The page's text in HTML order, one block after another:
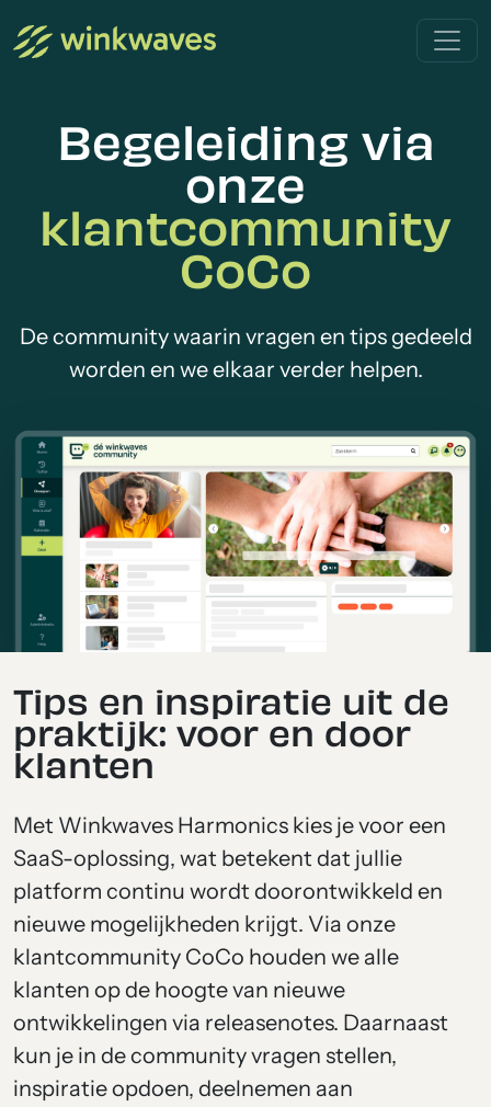
Begeleiding via
onze
klantcommunity
CoCo
De community waarin vragen en tips gedeeld
worden en we elkaar verder helpen.
Tips en inspiratie uit de
praktijk: voor en door
klanten
Met Winkwaves Harmonics kies je voor een
SaaS-oplossing, wat betekent dat jullie
platform continu wordt doorontwikkeld en
nieuwe mogelijkheden krijgt. Via onze
klantcommunity CoCo houden we alle
klanten op de hoogte van nieuwe
ontwikkelingen via releasenotes. Daarnaast
kun je in de community vragen stellen,
inspiratie opdoen, deelnemen aan